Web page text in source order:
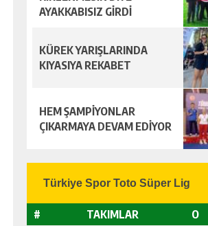
AYAKKABISIZ GİRDİ
KÜREK YARIŞLARINDA
KIYASIYA REKABET
HEM ŞAMPİYONLAR
ÇIKARMAYA DEVAM EDİYOR
# TAKIMLAR O